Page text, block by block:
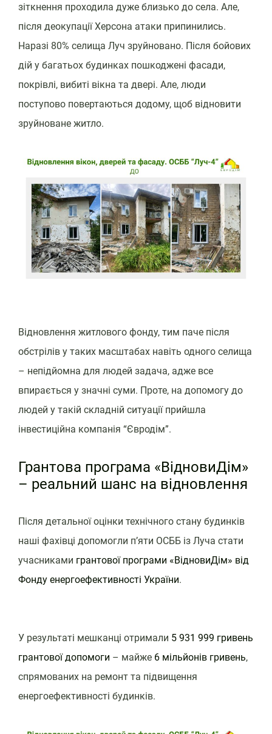
зіткнення проходила дуже близько до села. Але,
після деокупації Херсона атаки припинились.
Наразі 80% селища Луч зруйновано. Після бойових
дій у багатьох будинках пошкоджені фасади,
покрівлі, вибиті вікна та двері. Але, люди
поступово повертаються додому, щоб відновити
зруйноване житло.
Відновлення житлового фонду, тим паче після
обстрілів у таких масштабах навіть одного селища
– непідйомна для людей задача, адже все
впирається у значні суми. Проте, на допомогу до
людей у такій складній ситуації прийшла
інвестиційна компанія “Євродім”.
Грантова програма «ВідновиДім»
– реальний шанс на відновлення
Після детальної оцінки технічного стану будинків
наші фахівці допомогли п’яти ОСББ із Луча стати
учасниками грантової програми «ВідновиДім» від
Фонду енергоефективності України.
У результаті мешканці отримали 5 931 999 гривень
грантової допомоги – майже 6 мільйонів гривень,
спрямованих на ремонт та підвищення
енергоефективності будинків.